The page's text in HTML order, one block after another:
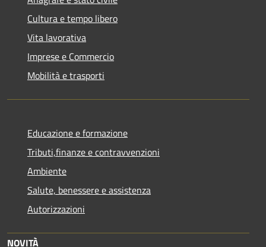
Cultura e tempo libero
Vita lavorativa
Imprese e Commercio
Mobilità e trasporti
Educazione e formazione
Tributi,finanze e contravvenzioni
Ambiente
Salute, benessere e assistenza
Autorizzazioni
NOVITÀ